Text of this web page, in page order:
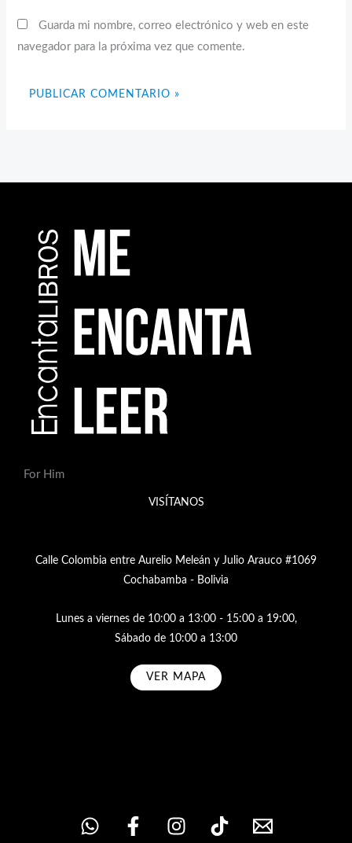
Guarda mi nombre, correo electrónico y web en este
navegador para la próxima vez que comente.
For Him
VISÍTANOS
Calle Colombia entre Aurelio Meleán y Julio Arauco #1069
Cochabamba - Bolivia
Lunes a viernes de 10:00 a 13:00 - 15:00 a 19:00,
Sábado de 10:00 a 13:00
VER MAPA